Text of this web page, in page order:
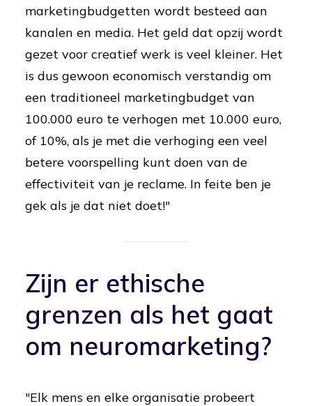
marketingbudgetten wordt besteed aan
kanalen en media. Het geld dat opzij wordt
gezet voor creatief werk is veel kleiner. Het
is dus gewoon economisch verstandig om
een traditioneel marketingbudget van
100.000 euro te verhogen met 10.000 euro,
of 10%, als je met die verhoging een veel
betere voorspelling kunt doen van de
effectiviteit van je reclame. In feite ben je
gek als je dat niet doet!"
Zijn er ethische
grenzen als het gaat
om neuromarketing?
"Elk mens en elke organisatie probeert